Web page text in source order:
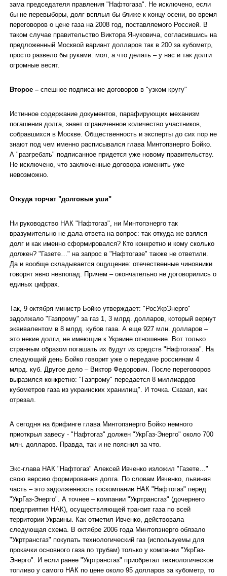
зама председателя правления "Нафтогаза". Не исключено, если
бы не перевыборы, долг всплыл бы ближе к концу осени, во время
переговоров о цене газа на 2008 год, поставляемого Россией. В
таком случае правительство Виктора Януковича, согласившись на
предложенный Москвой вариант долларов так в 200 за кубометр,
просто развело бы руками: мол, а что делать – у нас и так долги
огромные весят.
Второе – спешное подписание договоров в "узком кругу"
Истинное содержание документов, парафирующих механизм
погашения долга, знает ограниченное количество участников,
собравшихся в Москве. Общественность и эксперты до сих пор не
знают под чем именно расписывался глава Минтопэнерго Бойко.
А "разгребать" подписанное придется уже новому правительству.
Не исключено, что заключенные договора изменить уже
невозможно.
Откуда торчат "долговые уши"
Ни руководство НАК "Нафтогаз", ни Минтопэнерго так
вразумительно не дала ответа на вопрос: так откуда же взялся
долг и как именно сформировался? Кто конкретно и кому сколько
должен? "Газете…" на запрос в "Нафтогазе" также не ответили.
Да и вообще складывается ощущение: отечественные чиновники
говорят явно невпопад. Причем – окончательно не договорились о
единых цифрах.
Так, 9 октября министр Бойко утверждает: "РосУкрЭнерго"
задолжало "Газпрому" за газ 1, 3 млрд. долларов, который вернут
эквивалентом в 8 млрд. кубов газа. А еще 927 млн. долларов –
это некие долги, не имеющие к Украине отношение. Вот только
странным образом погашать их будут из средств "Нафтогаза". На
следующий день Бойко говорит уже о передаче россиянам 4
млрд. куб. Другое дело – Виктор Федорович. После переговоров
выразился конкретно: "Газпрому" передается 8 миллиардов
кубометров газа из украинских хранилищ". И точка. Сказал, как
отрезал.
А сегодня на брифинге глава Минтопэнерго Бойко немного
приоткрыл завесу - "Нафтогаз" должен "УкрГаз-Энерго" около 700
млн. долларов. Правда, так и не пояснил за что.
Экс-глава НАК "Нафтогаз" Алексей Ивченко изложил "Газете…"
свою версию формирования долга. По словам Ивченко, львиная
часть – это задолженность госкомпании НАК "Нафтогаз" перед
"УкрГаз-Энерго". А точнее – компании "Укртрансгаз" (дочернего
предприятия НАК), осуществляющей транзит газа по всей
территории Украины. Как отметил Ивченко, действовала
следующая схема. В октябре 2006 года Минтопэнерго обязало
"Укртрансгаз" покупать технологический газ (используемы для
прокачки основного газа по трубам) только у компании "УкрГаз-
Энерго". И если ранее "Укртрансгаз" приобретал технологическое
топливо у самого НАК по цене около 95 долларов за кубометр, то